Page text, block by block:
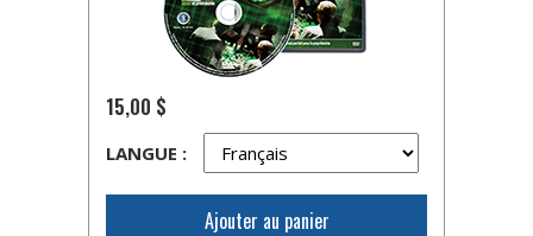
15,00 $
LANGUE :
Ajouter au panier